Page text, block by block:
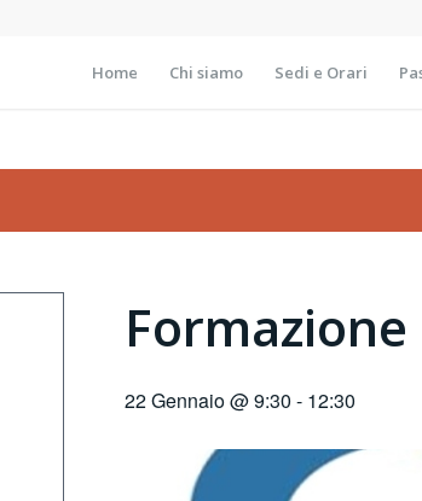
Home Chi siamo Sedi e Orari
22 Gennaio @ 9:30 - 12:30